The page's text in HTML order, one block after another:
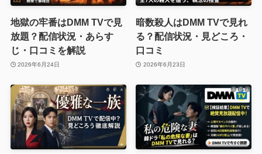
地獄の牢番はDMM TVで見
放題？配信状況・あらす
じ・口コミを解説
2026年6月24日
暗数殺人はDMM TVで見れ
る？配信状況・見どころ・
口コミ
2026年6月23日